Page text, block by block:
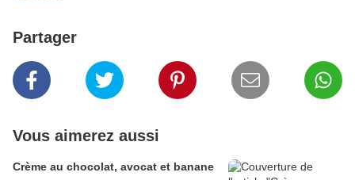
Partager
Vous aimerez aussi
Crème au chocolat, avocat et banane